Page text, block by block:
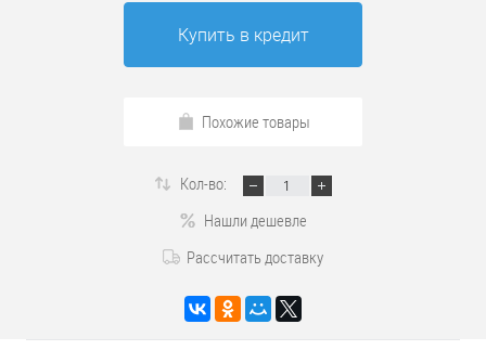
Купить в кредит
Похожие товары
Кол-во:
Нашли дешевле
Рассчитать доставку